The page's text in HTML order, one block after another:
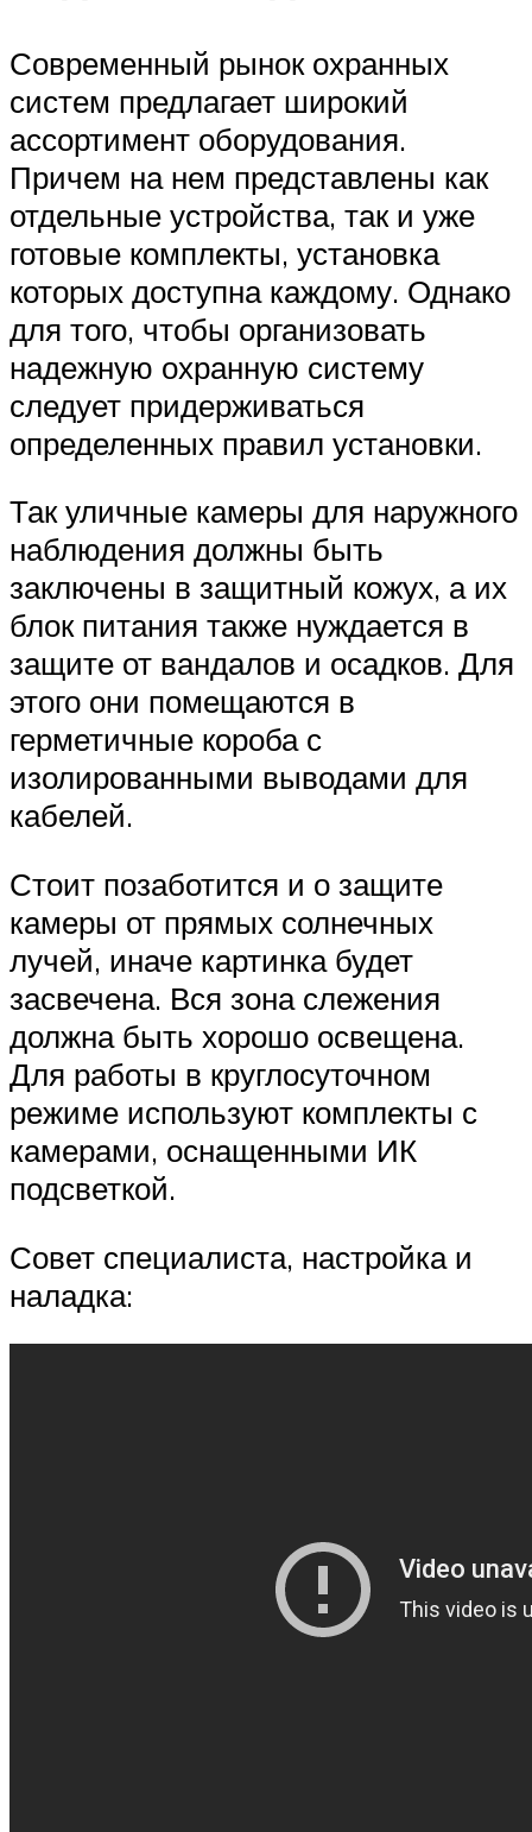
Современный рынок охранных
систем предлагает широкий
ассортимент оборудования.
Причем на нем представлены как
отдельные устройства, так и уже
готовые комплекты, установка
которых доступна каждому. Однако
для того, чтобы организовать
надежную охранную систему
следует придерживаться
определенных правил установки.
Так уличные камеры для наружного
наблюдения должны быть
заключены в защитный кожух, а их
блок питания также нуждается в
защите от вандалов и осадков. Для
этого они помещаются в
герметичные короба с
изолированными выводами для
кабелей.
Стоит позаботится и о защите
камеры от прямых солнечных
лучей, иначе картинка будет
засвечена. Вся зона слежения
должна быть хорошо освещена.
Для работы в круглосуточном
режиме используют комплекты с
камерами, оснащенными ИК
подсветкой.
Совет специалиста, настройка и
наладка: